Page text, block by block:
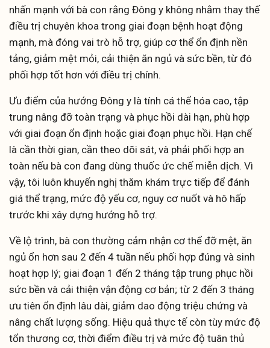
nhấn mạnh với bà con rằng Đông y không nhằm thay thế
điều trị chuyên khoa trong giai đoạn bệnh hoạt động
mạnh, mà đóng vai trò hỗ trợ, giúp cơ thể ổn định nền
tảng, giảm mệt mỏi, cải thiện ăn ngủ và sức bền, từ đó
phối hợp tốt hơn với điều trị chính.
Ưu điểm của hướng Đông y là tính cá thể hóa cao, tập
trung nâng đỡ toàn trạng và phục hồi dài hạn, phù hợp
với giai đoạn ổn định hoặc giai đoạn phục hồi. Hạn chế
là cần thời gian, cần theo dõi sát, và phải phối hợp an
toàn nếu bà con đang dùng thuốc ức chế miễn dịch. Vì
vậy, tôi luôn khuyến nghị thăm khám trực tiếp để đánh
giá thể trạng, mức độ yếu cơ, nguy cơ nuốt và hô hấp
trước khi xây dựng hướng hỗ trợ.
Về lộ trình, bà con thường cảm nhận cơ thể đỡ mệt, ăn
ngủ ổn hơn sau 2 đến 4 tuần nếu phối hợp đúng và sinh
hoạt hợp lý; giai đoạn 1 đến 2 tháng tập trung phục hồi
sức bền và cải thiện vận động cơ bản; từ 2 đến 3 tháng
ưu tiên ổn định lâu dài, giảm dao động triệu chứng và
nâng chất lượng sống. Hiệu quả thực tế còn tùy mức độ
tổn thương cơ, thời điểm điều trị và mức độ tuân thủ